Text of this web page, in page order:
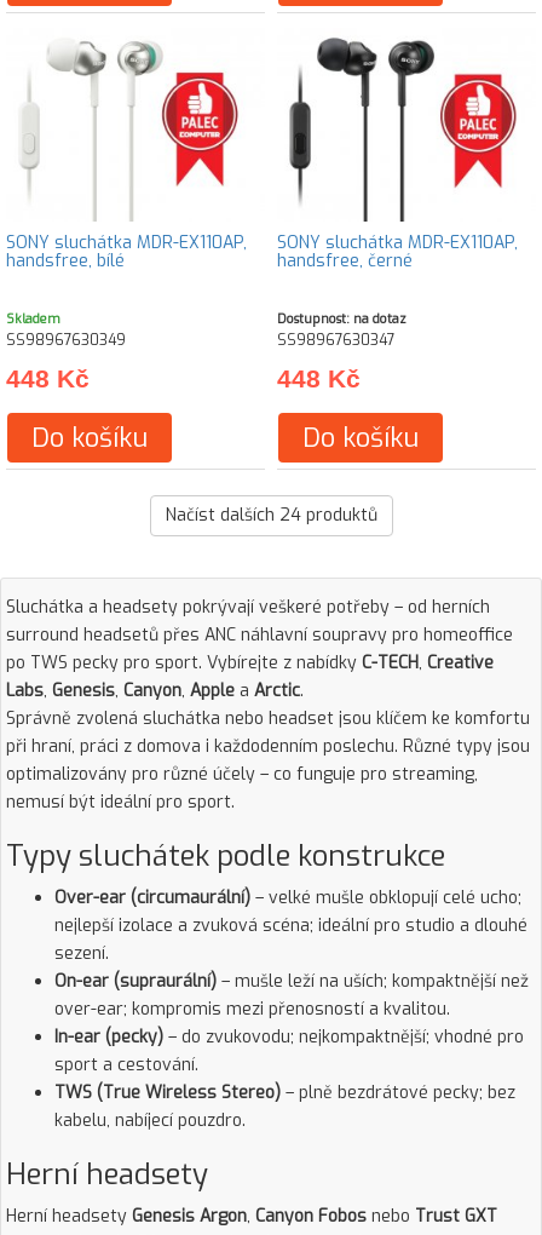
SONY sluchátka MDR-EX110AP,
handsfree, bílé
Skladem
SS98967630349
448 Kč
Do košíku
SONY sluchátka MDR-EX110AP,
handsfree, černé
Dostupnost: na dotaz
SS98967630347
448 Kč
Do košíku
Načíst dalších 24produktů
Sluchátka a headsety pokrývají veškeré potřeby – od herních
surround headsetů přes ANC náhlavní soupravy pro homeoffice
po TWS pecky pro sport. Vybírejte z nabídky C-TECH, Creative
Labs, Genesis, Canyon, Apple a Arctic.
Správně zvolená sluchátka nebo headset jsou klíčem ke komfortu
při hraní, práci z domova i každodenním poslechu. Různé typy jsou
optimalizovány pro různé účely – co funguje pro streaming,
nemusí být ideální pro sport.
Typy sluchátek podle konstrukce
Over-ear (circumaurální) – velké mušle obklopují celé ucho;
nejlepší izolace a zvuková scéna; ideální pro studio a dlouhé
sezení.
On-ear (supraurální) – mušle leží na uších; kompaktnější než
over-ear; kompromis mezi přenosností a kvalitou.
In-ear (pecky) – do zvukovodu; nejkompaktnější; vhodné pro
sport a cestování.
TWS (True Wireless Stereo) – plně bezdrátové pecky; bez
kabelu, nabíjecí pouzdro.
Herní headsety
Herní headsety Genesis Argon, Canyon Fobos nebo Trust GXT